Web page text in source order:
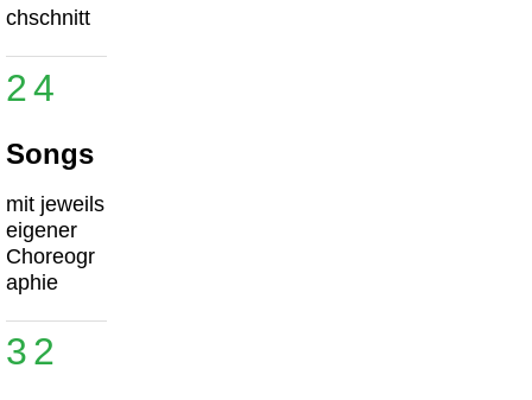
chschnitt
24
Songs
mit jeweils
eigener
Choreogr
aphie
32